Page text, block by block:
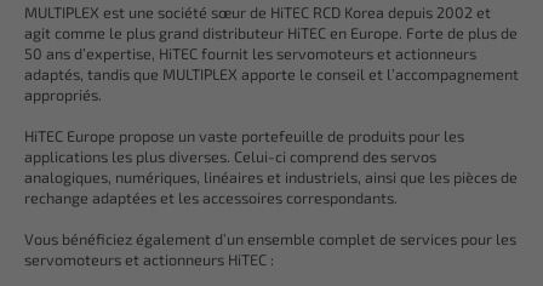
MULTIPLEX est une société sœur de HiTEC RCD Korea depuis 2002 et
agit comme le plus grand distributeur HiTEC en Europe. Forte de plus de
50 ans d’expertise, HiTEC fournit les servomoteurs et actionneurs
adaptés, tandis que MULTIPLEX apporte le conseil et l’accompagnement
appropriés.
HiTEC Europe propose un vaste portefeuille de produits pour les
applications les plus diverses. Celui-ci comprend des servos
analogiques, numériques, linéaires et industriels, ainsi que les pièces de
rechange adaptées et les accessoires correspondants.
Vous bénéficiez également d’un ensemble complet de services pour les
servomoteurs et actionneurs HiTEC :